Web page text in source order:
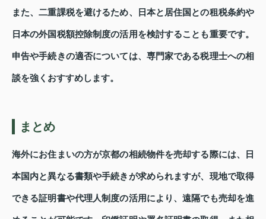
また、二重課税を避けるため、日本と居住国との租税条約や
日本の外国税額控除制度の活用を検討することも重要です。
申告や手続きの適否については、専門家である税理士への相
談を強くおすすめします。
まとめ
海外にお住まいの方が京都の相続物件を売却する際には、日
本国内と異なる書類や手続きが求められますが、現地で取得
できる証明書や代理人制度の活用により、遠隔でも売却を進